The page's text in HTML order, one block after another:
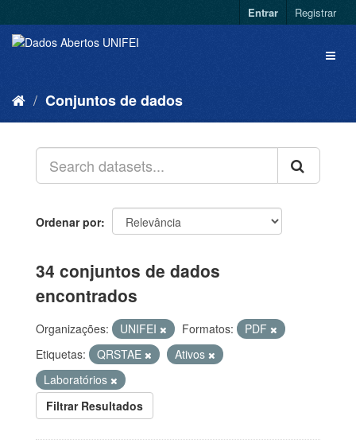
Entrar Registrar
Conjuntos de dados
Ordenar por
34 conjuntos de dados
encontrados
Organizações: UNIFEI Formatos:
PDF
Etiquetas:
QRSTAE
Ativos
Laboratórios
Filtrar Resultados